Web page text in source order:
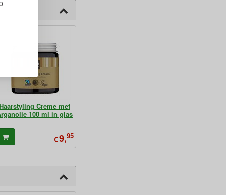
Haarstyling Creme met
100 ml in glas
€9,95